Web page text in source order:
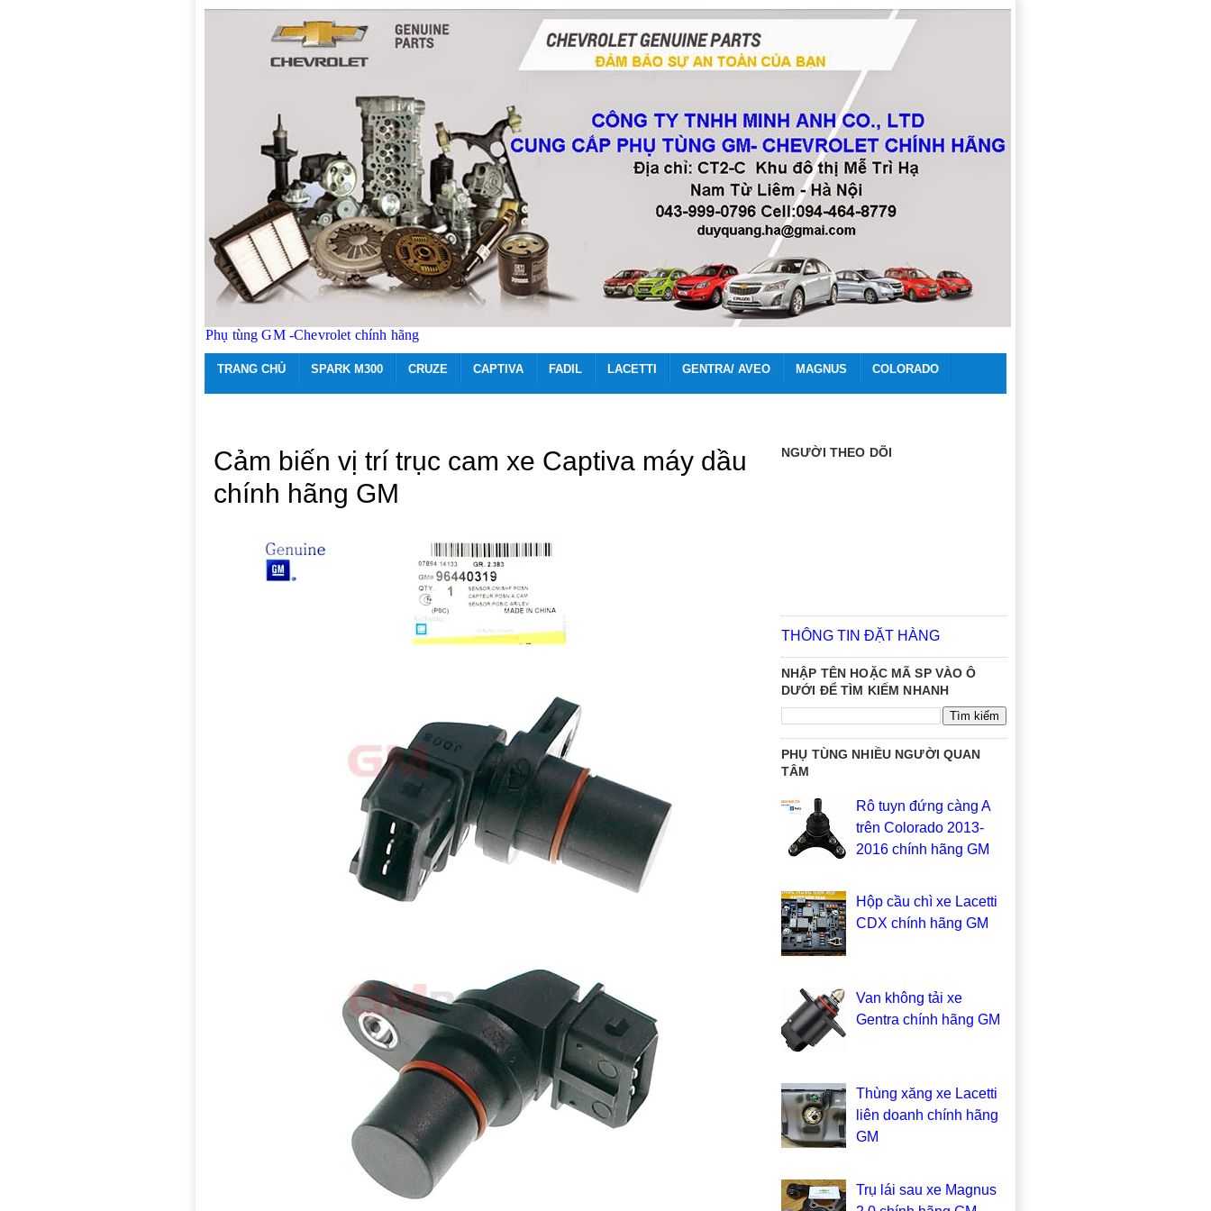
Phụ tùng GM -Chevrolet chính hãng
TRANG CHỦ SPARK M300 CRUZE CAPTIVA FADIL LACETTI GENTRA/ AVEO MAGNUS COLORADO
Cảm biến vị trí trục cam xe Captiva máy dầu
chính hãng GM
NGƯỜI THEO DÕI
THÔNG TIN ĐẶT HÀNG
NHẬP TÊN HOẶC MÃ SP VÀO Ô
DƯỚI ĐỂ TÌM KIẾM NHANH
PHỤ TÙNG NHIỀU NGƯỜI QUAN
TÂM
Rô tuyn đứng càng A
trên Colorado 2013-
2016 chính hãng GM
Hộp cầu chì xe Lacetti
CDX chính hãng GM
Van không tải xe
Gentra chính hãng GM
Thùng xăng xe Lacetti
liên doanh chính hãng
GM
Trụ lái sau xe Magnus